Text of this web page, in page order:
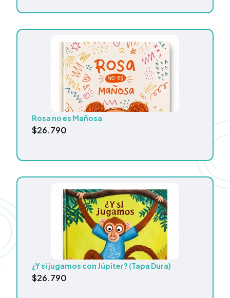
Rosa no es Mañosa
$26.790
¿Y si jugamos con Júpiter? (Tapa Dura)
$26.790